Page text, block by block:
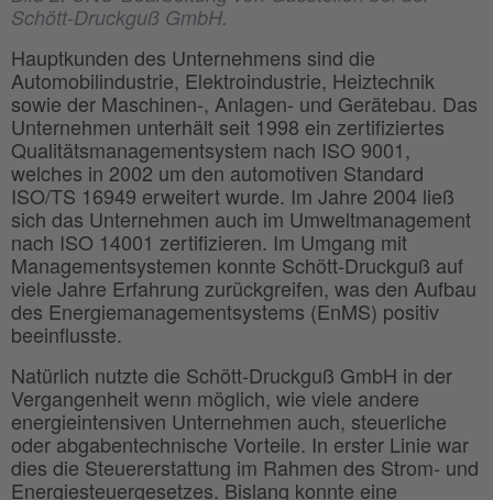
Schött-Druckguß GmbH.
Hauptkunden des Unternehmens sind die
Automobilindustrie, Elektroindustrie, Heiztechnik
sowie der Maschinen-, Anlagen- und Gerätebau. Das
Unternehmen unterhält seit 1998 ein zertifiziertes
Qualitätsmanagementsystem nach ISO 9001,
welches in 2002 um den automotiven Standard
ISO/TS 16949 erweitert wurde. Im Jahre 2004 ließ
sich das Unternehmen auch im Umweltmanagement
nach ISO 14001 zertifizieren. Im Umgang mit
Managementsystemen konnte Schött-Druckguß auf
viele Jahre Erfahrung zurückgreifen, was den Aufbau
des Energiemanagementsystems (EnMS) positiv
beeinflusste.
Natürlich nutzte die Schött-Druckguß GmbH in der
Vergangenheit wenn möglich, wie viele andere
energieintensiven Unternehmen auch, steuerliche
oder abgabentechnische Vorteile. In erster Linie war
dies die Steuererstattung im Rahmen des Strom- und
Energiesteuergesetzes. Bislang konnte eine